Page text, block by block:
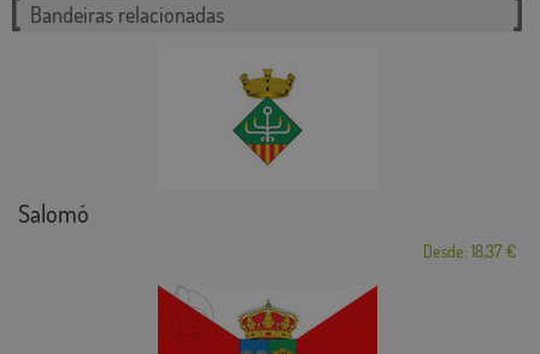
Bandeiras relacionadas
Salomó
Desde: 18,37 €